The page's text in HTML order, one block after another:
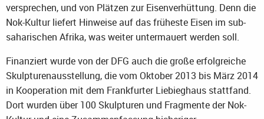
versprechen, und von Plätzen zur Eisenverhüttung. Denn die
Nok-Kultur liefert Hinweise auf das früheste Eisen im sub-
saharischen Afrika, was weiter untermauert werden soll.
Finanziert wurde von der DFG auch die große erfolgreiche
Skulpturenausstellung, die vom Oktober 2013 bis März 2014
in Kooperation mit dem Frankfurter Liebieghaus stattfand.
Dort wurden über 100 Skulpturen und Fragmente der Nok-